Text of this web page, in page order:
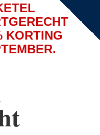
KORTING